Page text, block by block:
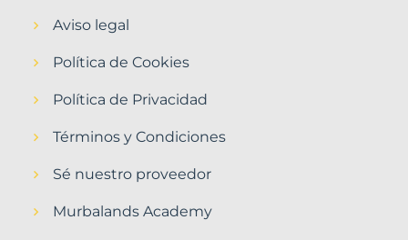
Aviso legal
Política de Cookies
Política de Privacidad
Términos y Condiciones
Sé nuestro proveedor
Murbalands Academy